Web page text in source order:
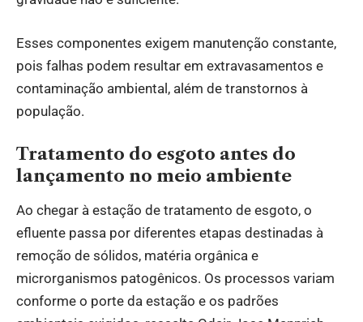
Esses componentes exigem manutenção constante,
pois falhas podem resultar em extravasamentos e
contaminação ambiental, além de transtornos à
população.
Tratamento do esgoto antes do
lançamento no meio ambiente
Ao chegar à estação de tratamento de esgoto, o
efluente passa por diferentes etapas destinadas à
remoção de sólidos, matéria orgânica e
microrganismos patogênicos. Os processos variam
conforme o porte da estação e os padrões